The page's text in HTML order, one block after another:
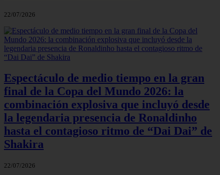
22/07/2026
Espectáculo de medio tiempo en la gran
final de la Copa del Mundo 2026: la
combinación explosiva que incluyó desde
la legendaria presencia de Ronaldinho
hasta el contagioso ritmo de “Dai Dai” de
Shakira
22/07/2026